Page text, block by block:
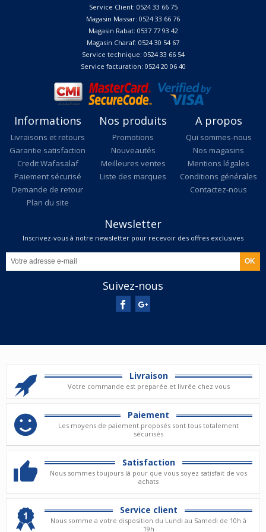
Service Client: 0524 33 66 75
Magasin Massar: 0524 33 66 76
Magasin Rabat: 0537 77 93 42
Magasin Charaf: 0524 30 54 67
Service technique: 0524 33 66 54
Service facturation: 0524 20 06 40
Informations
Livraisons et retours
Garantie satisfaction
Credit Wafasalaf
Paiement sécurisé
Demande de retour
Plan du site
Nos produits
Promotions
Nouveautés
Meilleures ventes
Liste des marques
A propos
Qui sommes-nous
Nos magasins
Mentions légales
Conditions générales
Contactez-nous
Newsletter
Inscrivez-vous à notre newsletter pour recevoir des offres exclusives
Suivez-nous
Livraison
Votre commande est preparée et livrée chez vous
Paiement
Les moyens de paiement proposés sont tous totalement
sécurisés
Satisfaction
Nous sommes toujours là pour que vous soyez satisfait de vos
achats
Service client
Nous somme a votre disposition du Lundi au Samedi de 10h à
19h